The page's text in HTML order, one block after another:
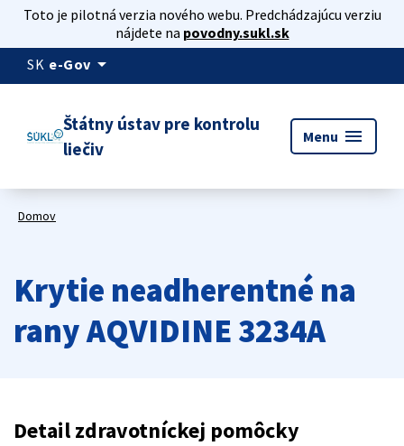
Toto je pilotná verzia nového webu. Predchádzajúcu verziu
nájdete na povodny.sukl.sk
SK e-Gov arrow_drop_down
Štátny ústav pre kontrolu
liečiv
Menu menu
Domov
Krytie neadherentné na
rany AQVIDINE 3234A
Detail zdravotníckej pomôcky